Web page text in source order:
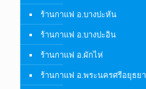
ร้านกาแฟ อ.บางปะหัน
ร้านกาแฟ อ.บางปะอิน
ร้านกาแฟ อ.ผักไห่
ร้านกาแฟ อ.พระนครศรีอยุธยา